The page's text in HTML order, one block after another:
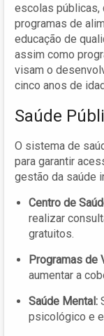
escolas públicas,
programas de
educação de
assim como
visam o
cinco anos de
Saúde
O sistema de
para garantir
gestão da saúde
Centro de
realizar
gratuitos.
Programas de
aumentar a
Saúde Mental:
psicológico e